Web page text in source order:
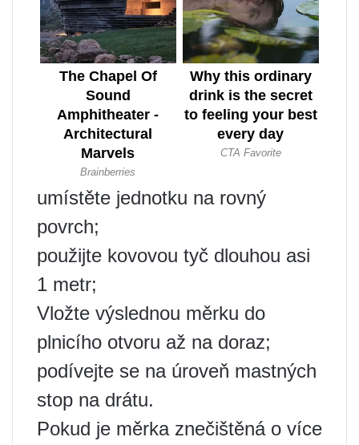
umístěte jednotku na rovný
povrch;
použijte kovovou tyč dlouhou asi
1 metr;
Vložte výslednou měrku do
plnicího otvoru až na doraz;
podívejte se na úroveň mastných
stop na drátu.
Pokud je měrka znečištěná o více